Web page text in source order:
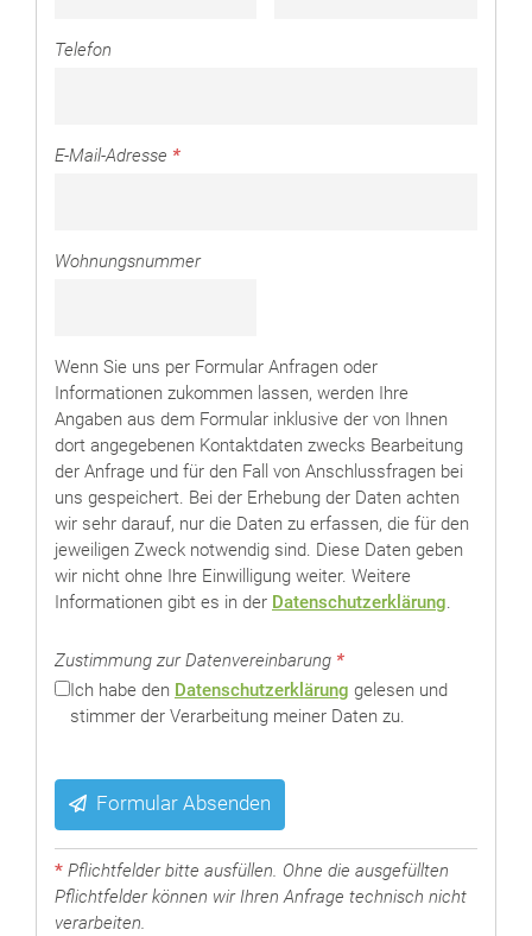
Telefon
E-Mail-Adresse *
Wohnungsnummer
Wenn Sie uns per Formular Anfragen oder
Informationen zukommen lassen, werden Ihre
Angaben aus dem Formular inklusive der von Ihnen
dort angegebenen Kontaktdaten zwecks Bearbeitung
der Anfrage und für den Fall von Anschlussfragen bei
uns gespeichert. Bei der Erhebung der Daten achten
wir sehr darauf, nur die Daten zu erfassen, die für den
jeweiligen Zweck notwendig sind. Diese Daten geben
wir nicht ohne Ihre Einwilligung weiter. Weitere
Informationen gibt es in der Datenschutzerklärung.
Zustimmung zur Datenvereinbarung *
Ich habe den Datenschutzerklärung gelesen und
stimmer der Verarbeitung meiner Daten zu.
Formular Absenden
* Pflichtfelder bitte ausfüllen. Ohne die ausgefüllten
Pflichtfelder können wir Ihren Anfrage technisch nicht
verarbeiten.